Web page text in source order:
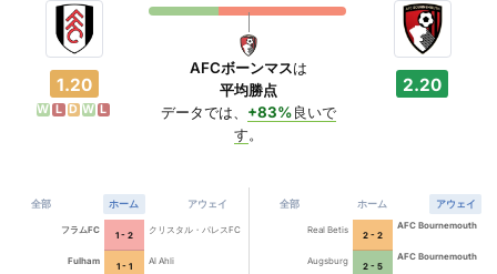
1.20
W L D W L
AFCボーンマスは
平均勝点
データでは、 +83%良いで
す。
2.20
全部 ホーム アウェイ
フラムFC
1 - 2
クリスタル・パレスFC
Fulham
1 - 1
Al Ahli
全部 ホーム アウェイ
Real Betis
2 - 2
AFC Bournemouth
Augsburg
2 - 5
AFC Bournemouth